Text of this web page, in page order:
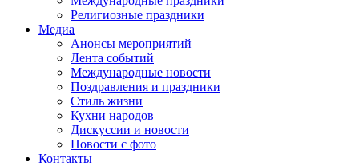
Религиозные праздники
Медиа
Анонсы мероприятий
Лента событий
Международные новости
Поздравления и праздники
Cтиль жизни
Кухни народов
Дискуссии и новости
Новости с фото
Контакты